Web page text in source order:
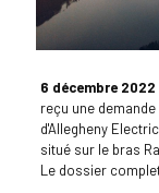
6 décembre 2022
reçu une
d'Allegheny
situé sur le bras
Le dossier